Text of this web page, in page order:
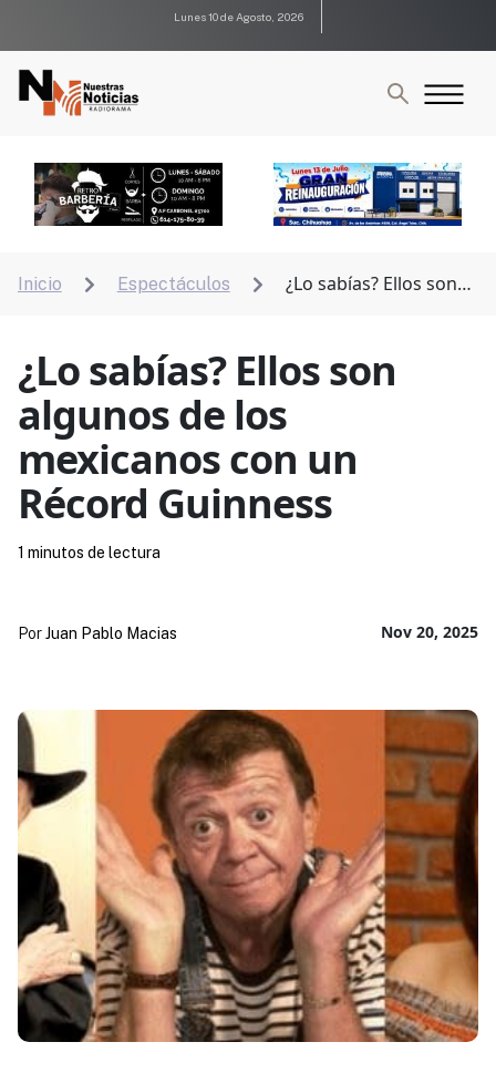
Lunes 10 de Agosto, 2026
Inicio  Espectáculos 
¿Lo sabías? Ellos son
¿Lo sabías? Ellos son
algunos de los
mexicanos con un
Récord Guinness
Nov 20, 2025
PorJuan Pablo Macias
1 minutos de lectura